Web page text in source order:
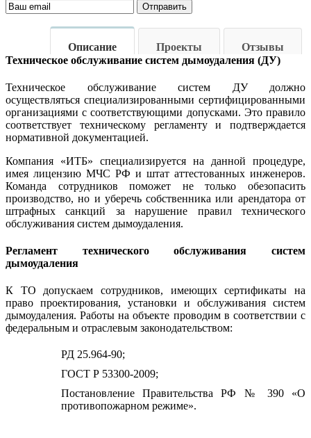
Отправить
Описание Проекты
Отзывы
Техническое обслуживание систем дымоудаления (ДУ)
Техническое обслуживание систем ДУ должно
осуществляться специализированными сертифицированными
организациями с соответствующими допусками. Это правило
соответствует техническому регламенту и подтверждается
нормативной документацией.
Компания «ИТБ» специализируется на данной процедуре,
имея лицензию МЧС РФ и штат аттестованных инженеров.
Команда сотрудников поможет не только обезопасить
производство, но и уберечь собственника или арендатора от
штрафных санкций за нарушение правил технического
обслуживания систем дымоудаления.
Регламент технического обслуживания систем
дымоудаления
К ТО допускаем сотрудников, имеющих сертификаты на
право проектирования, установки и обслуживания систем
дымоудаления. Работы на объекте проводим в соответствии с
федеральным и отраслевым законодательством:
РД 25.964-90;
ГОСТ Р 53300-2009;
Постановление Правительства РФ № 390 «О
противопожарном режиме».